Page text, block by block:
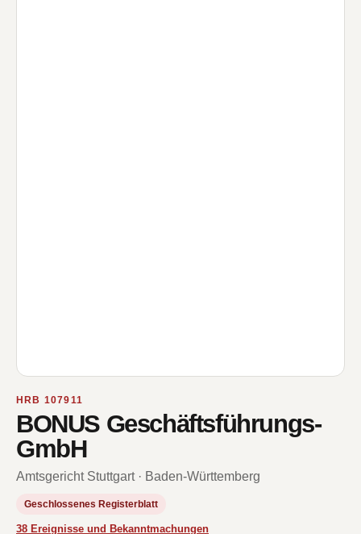
HRB 107911
BONUS Geschäftsführungs-
GmbH
Amtsgericht Stuttgart · Baden-Württemberg
Geschlossenes Registerblatt
38 Ereignisse und Bekanntmachungen